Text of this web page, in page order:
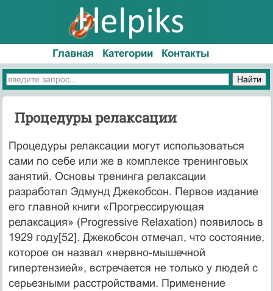
Главная Категории Контакты
Процедуры релаксации
Процедуры релаксации могут использоваться
сами по себе или же в комплексе тренинговых
занятий. Осно­вы тренинга релаксации
разработал Эдмунд Джекобсон. Первое издание
его главной книги «Прогрессирующая
релаксация» (Progressive Relaxation) появилось в
1929 го­ду[52]. Джекобсон отмечал, что состояние,
которое он назвал «нервно-мышечной
гипертензией», встре­чается не только у людей с
серьезными расстройствами. Применение